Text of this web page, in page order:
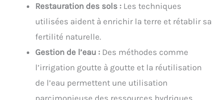
Restauration des sols : Les techniques
utilisées aident à enrichir la terre et rétablir sa
fertilité naturelle.
Gestion de l’eau : Des méthodes comme
l’irrigation goutte à goutte et la réutilisation
de l’eau permettent une utilisation
parcimonieuse des ressources hydriques.